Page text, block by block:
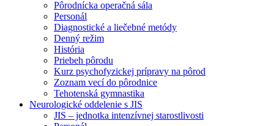
Pôrodnícka operačná sála
Personál
Diagnostické a liečebné metódy
Denný režim
História
Priebeh pôrodu
Kurz psychofyzickej prípravy na pôrod
Zoznam vecí do pôrodnice
Tehotenská gymnastika
Neurologické oddelenie s JIS
JIS – jednotka intenzívnej starostlivosti